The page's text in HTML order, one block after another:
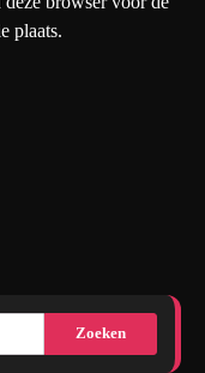
plaats.
Zoeken